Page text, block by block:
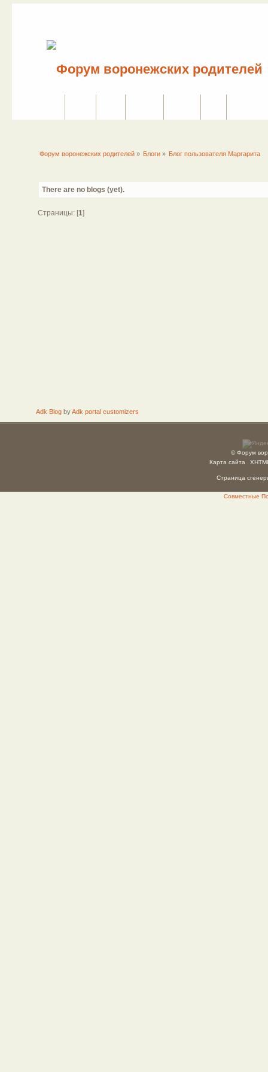
Форум воронежских родителей» Блоги » Блог пользователя Маргарита
There are no blogs (yet).
Страницы: [1]
Adk BlogbyAdk portal customizers
© Форум
Карта сайта
Страница
Совместные